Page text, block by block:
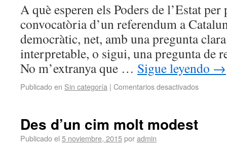
A què esperen els Poders de l’Estat
convocatòria d’un referendum a
democràtic, net, amb una pregunta
interpretable, o sigui, una pregunta de
No m’extranya que … Sigue leyendo →
Publicado en Sin categoría | Comentarios desactivados
Des d’un cim molt modest
Publicado el 5 noviembre, 2015poradmin